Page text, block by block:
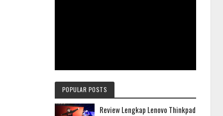
POPULAR POSTS
Review Lengkap Lenovo Thinkpad